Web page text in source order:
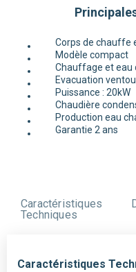
Corps de chauffe
Modèle compact
Chauffage et eau
Evacuation
Puissance : 20kW
Chaudière
Production eau
Garantie 2 ans
Caractéristiques
Techniques
Caractéristiques